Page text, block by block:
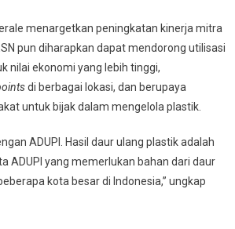
menargetkan peningkatan kinerja mitra
pun diharapkan dapat mendorong utilisasi
nilai ekonomi yang lebih tinggi,
di berbagai lokasi, dan berupaya
untuk bijak dalam mengelola plastik.
ADUPI. Hasil daur ulang plastik adalah
ADUPI yang memerlukan bahan dari daur
kota besar di Indonesia,” ungkap